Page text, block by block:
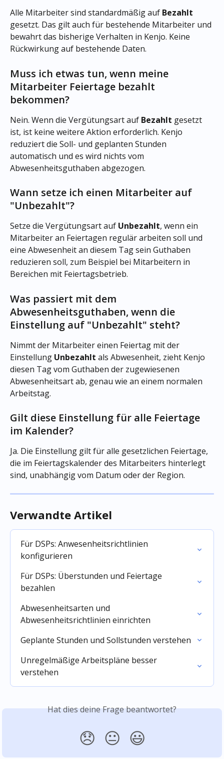
Alle Mitarbeiter sind standardmäßig auf Bezahlt
gesetzt. Das gilt auch für bestehende Mitarbeiter und
bewahrt das bisherige Verhalten in Kenjo. Keine
Rückwirkung auf bestehende Daten.
Muss ich etwas tun, wenn meine
Mitarbeiter Feiertage bezahlt
bekommen?
Nein. Wenn die Vergütungsart auf Bezahlt gesetzt
ist, ist keine weitere Aktion erforderlich. Kenjo
reduziert die Soll- und geplanten Stunden
automatisch und es wird nichts vom
Abwesenheitsguthaben abgezogen.
Wann setze ich einen Mitarbeiter auf
"Unbezahlt"?
Setze die Vergütungsart auf Unbezahlt, wenn ein
Mitarbeiter an Feiertagen regulär arbeiten soll und
eine Abwesenheit an diesem Tag sein Guthaben
reduzieren soll, zum Beispiel bei Mitarbeitern in
Bereichen mit Feiertagsbetrieb.
Was passiert mit dem
Abwesenheitsguthaben, wenn die
Einstellung auf "Unbezahlt" steht?
Nimmt der Mitarbeiter einen Feiertag mit der
Einstellung Unbezahlt als Abwesenheit, zieht Kenjo
diesen Tag vom Guthaben der zugewiesenen
Abwesenheitsart ab, genau wie an einem normalen
Arbeitstag.
Gilt diese Einstellung für alle Feiertage
im Kalender?
Ja. Die Einstellung gilt für alle gesetzlichen Feiertage,
die im Feiertagskalender des Mitarbeiters hinterlegt
sind, unabhängig vom Datum oder der Region.
Verwandte Artikel
Für DSPs: Anwesenheitsrichtlinien
konfigurieren
Für DSPs: Überstunden und Feiertage
bezahlen
Abwesenheitsarten und
Abwesenheitsrichtlinien einrichten
Geplante Stunden und Sollstunden verstehen
Unregelmäßige Arbeitspläne besser
verstehen
Hat dies deine Frage beantwortet?
😞 😐 😃